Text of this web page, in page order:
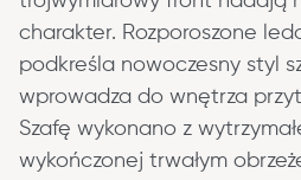
charakter. Rozporoszone
podkreśla nowoczesny styl
wprowadza do wnętrza
Szafę wykonano z
wykończonej trwałym